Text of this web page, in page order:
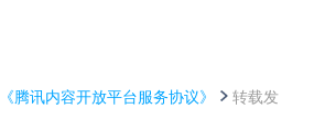
《腾讯内容开放平台服务协议》
转载发